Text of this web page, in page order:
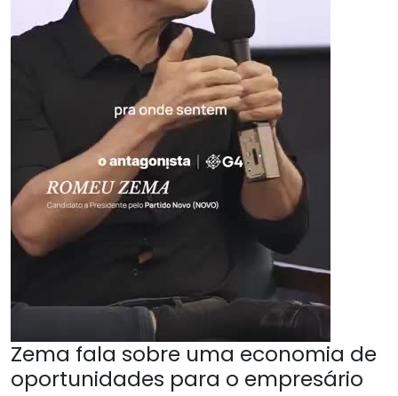
Zema fala sobre uma economia de
oportunidades para o empresário